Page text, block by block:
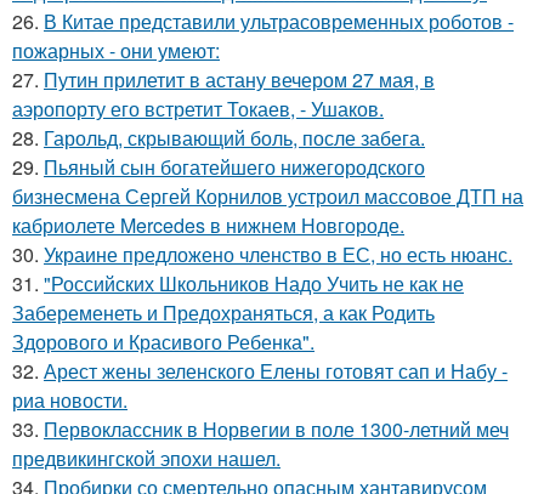
26. В Китае представили ультрасовременных роботов -
пожарных - они умеют:
27. Путин прилетит в астану вечером 27 мая, в
аэропорту его встретит Токаев, - Ушаков.
28. Гарольд, скрывающий боль, после забега.
29. Пьяный сын богатейшего нижегородского
бизнесмена Сергей Корнилов устроил массовое ДТП на
кабриолете Mercedes в нижнем Новгороде.
30. Украине предложено членство в ЕС, но есть нюанс.
31. "Российских Школьников Надо Учить не как не
Забеременеть и Предохраняться, а как Родить
Здорового и Красивого Ребенка".
32. Арест жены зеленского Елены готовят сап и Набу -
риа новости.
33. Первоклассник в Норвегии в поле 1300-летний меч
предвикингской эпохи нашел.
34. Пробирки со смертельно опасным хантавирусом